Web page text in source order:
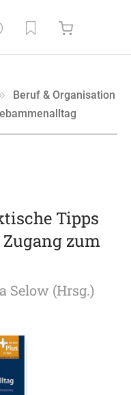
Beruf & Organisation
Tipps
zum
Selow (Hrsg.)